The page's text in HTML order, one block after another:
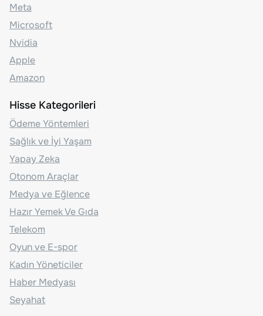
Meta
Microsoft
Nvidia
Apple
Amazon
Hisse Kategorileri
Ödeme Yöntemleri
Sağlık ve İyi Yaşam
Yapay Zeka
Otonom Araçlar
Medya ve Eğlence
Hazır Yemek Ve Gıda
Telekom
Oyun ve E-spor
Kadın Yöneticiler
Haber Medyası
Seyahat